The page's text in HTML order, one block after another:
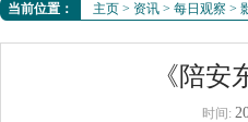
当前位置： 主页 > 资讯 > 每日观察 >
《陪
时间: